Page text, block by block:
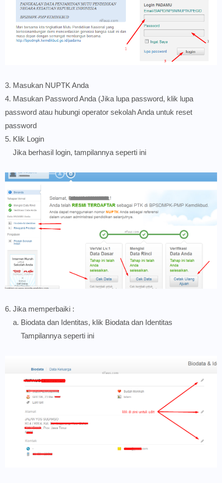
3. Masukan NUPTK Anda
4. Masukan Password Anda (Jika lupa password, klik lupa
password atau hubungi operator sekolah Anda untuk reset
password
5. Klik Login
Jika berhasil login, tampilannya seperti ini
6. Jika memperbaiki :
a. Biodata dan Identitas, klik Biodata dan Identitas
Tampilannya seperti ini